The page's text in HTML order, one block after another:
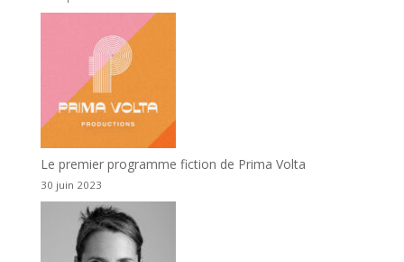
Le premier programme fiction de Prima Volta
30 juin 2023